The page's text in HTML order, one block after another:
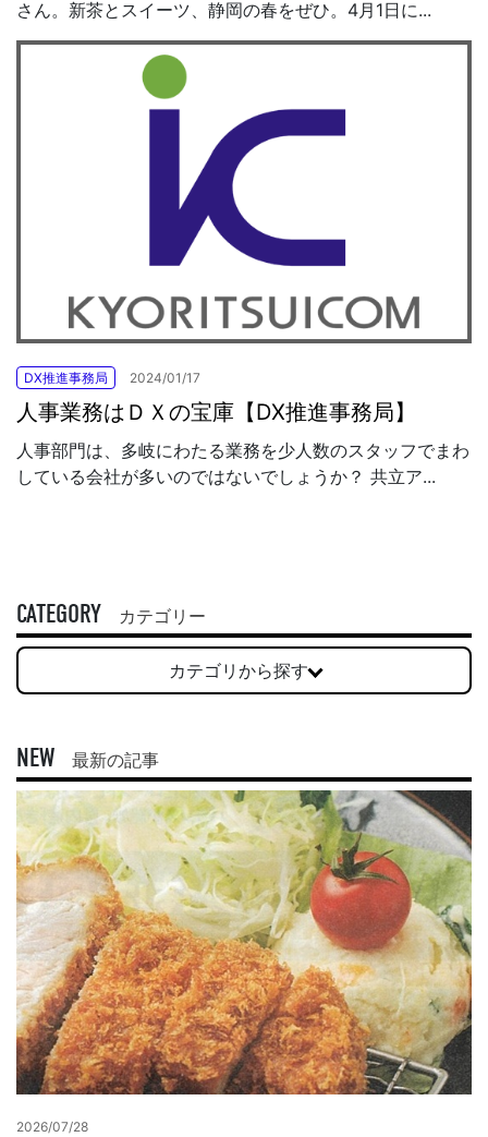
さん。新茶とスイーツ、静岡の春をぜひ。4月1日に...
DX推進事務局 2024/01/17
人事業務はＤＸの宝庫【DX推進事務局】
人事部門は、多岐にわたる業務を少人数のスタッフでまわ
している会社が多いのではないでしょうか？ 共立ア...
CATEGORY カテゴリー
カテゴリから探す
NEW 最新の記事
2026/07/28